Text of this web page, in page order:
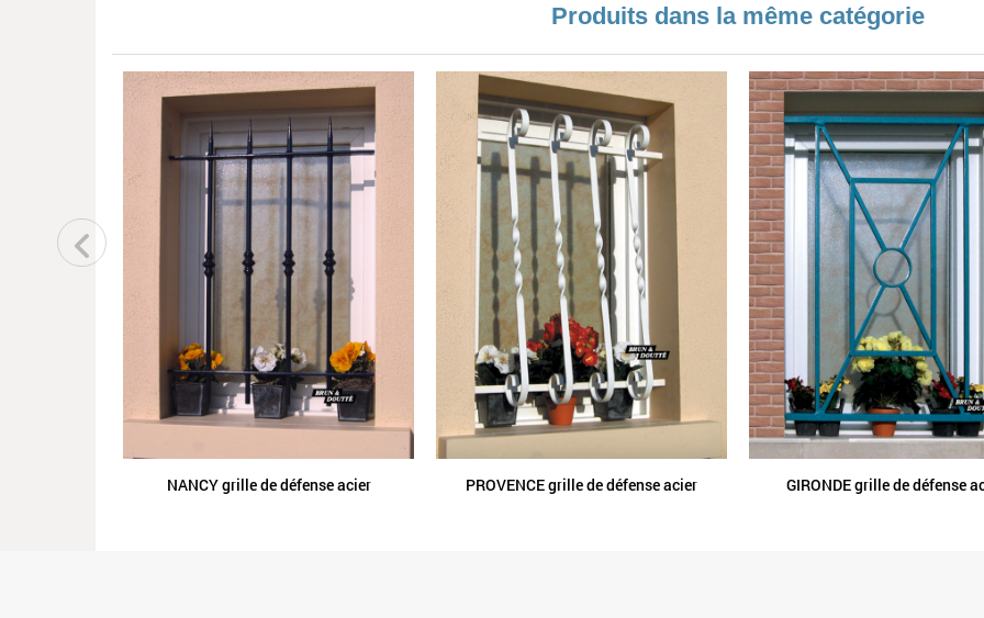
Produits dans la même catégorie
NANCY grille de défense acier PROVENCE grille de défense acier GIRONDE grille de défense